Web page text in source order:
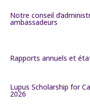
Notre conseil
ambassadeurs
Rapports annuels et
Lupus Scholarship for
2026